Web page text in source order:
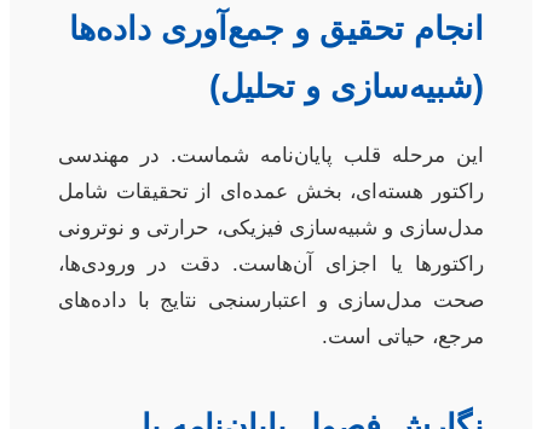
انجام تحقیق و جمع‌آوری داده‌ها
(شبیه‌سازی و تحلیل)
این مرحله قلب پایان‌نامه شماست. در مهندسی
راکتور هسته‌ای، بخش عمده‌ای از تحقیقات شامل
مدل‌سازی و شبیه‌سازی فیزیکی، حرارتی و نوترونی
راکتورها یا اجزای آن‌هاست. دقت در ورودی‌ها،
صحت مدل‌سازی و اعتبارسنجی نتایج با داده‌های
مرجع، حیاتی است.